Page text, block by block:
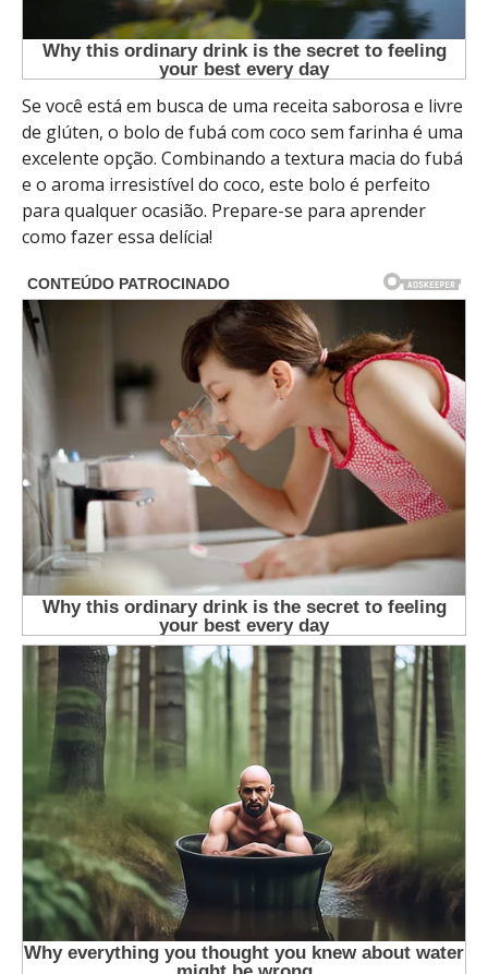
Se você está em busca de uma receita saborosa e livre
de glúten, o bolo de fubá com coco sem farinha é uma
excelente opção. Combinando a textura macia do fubá
e o aroma irresistível do coco, este bolo é perfeito
para qualquer ocasião. Prepare-se para aprender
como fazer essa delícia!